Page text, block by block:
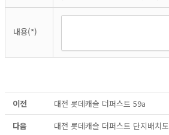
내용(*)
이전
대전 롯데캐슬 더퍼스트 59a
다음
대전 롯데캐슬 더퍼스트 단지배치도